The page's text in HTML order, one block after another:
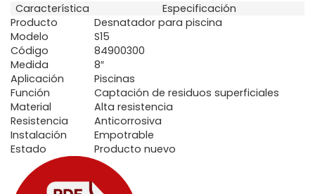
Característica
Especificación
Producto
Desnatador para piscina
Modelo
S15
Código
84900300
Medida
8″
Aplicación
Piscinas
Función
Captación de residuos superficiales
Material
Alta resistencia
Resistencia
Anticorrosiva
Instalación
Empotrable
Estado
Producto nuevo